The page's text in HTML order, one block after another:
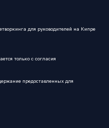
для руководителей на Кипре
только с согласия
предоставленных для